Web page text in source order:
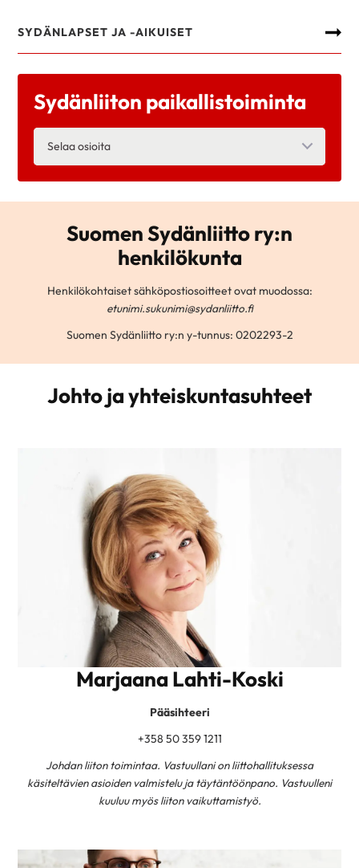
SYDÄNLAPSET JA -AIKUISET
Sydänliiton paikallistoiminta
Selaa osioita
Suomen Sydänliitto ry:n
henkilökunta
Henkilökohtaiset sähköpostiosoitteet ovat muodossa:
etunimi.sukunimi@sydanliitto.fi
Suomen Sydänliitto ry:n y-tunnus: 0202293-2
Johto ja yhteiskuntasuhteet
Marjaana Lahti-Koski
Pääsihteeri
+358 50 359 1211
Johdan liiton toimintaa. Vastuullani on liittohallituksessa
käsiteltävien asioiden valmistelu ja täytäntöönpano. Vastuulleni
kuuluu myös liiton vaikuttamistyö.